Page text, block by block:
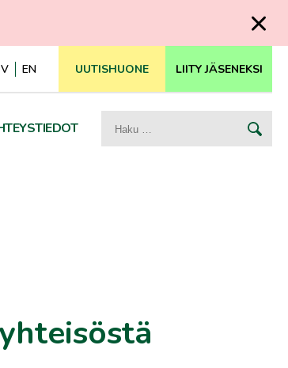
EN UUTISHUONE LIITY JÄSENEKSI
Haku: